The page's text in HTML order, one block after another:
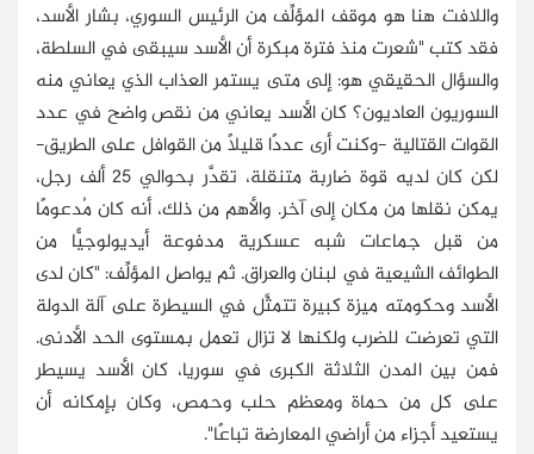
واللافت هنا هو موقف المؤلِّف من الرئيس السوري، بشار الأسد،
فقد كتب "شعرت منذ فترة مبكرة أن الأسد سيبقى في السلطة،
والسؤال الحقيقي هو: إلى متى يستمر العذاب الذي يعاني منه
السوريون العاديون؟ كان الأسد يعاني من نقص واضح في عدد
القوات القتالية -وكنت أرى عددًا قليلًا من القوافل على الطريق-
لكن كان لديه قوة ضاربة متنقلة، تقدَّر بحوالي 25 ألف رجل،
يمكن نقلها من مكان إلى آخر. والأهم من ذلك، أنه كان مُدعومًا
من قبل جماعات شبه عسكرية مدفوعة أيديولوجيًّا من
الطوائف الشيعية في لبنان والعراق. ثم يواصل المؤلِّف: "كان لدى
الأسد وحكومته ميزة كبيرة تتمثَّل في السيطرة على آلة الدولة
التي تعرضت للضرب ولكنها لا تزال تعمل بمستوى الحد الأدنى.
فمن بين المدن الثلاثة الكبرى في سوريا، كان الأسد يسيطر
على كل من حماة ومعظم حلب وحمص، وكان بإمكانه أن
يستعيد أجزاء من أراضي المعارضة تباعًا".